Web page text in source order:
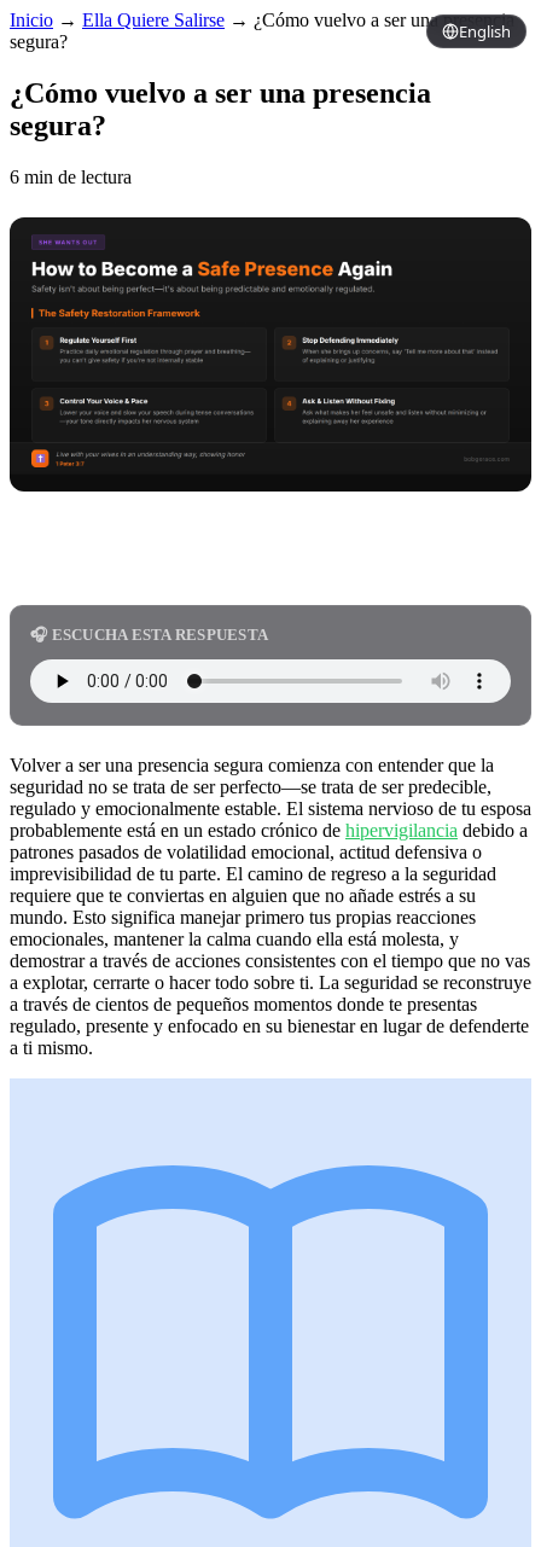
English
Inicio → Ella Quiere Salirse → ¿Cómo vuelvo a ser una presencia
segura?
¿Cómo vuelvo a ser una presencia
segura?
6 min de lectura
🎧 ESCUCHA ESTA RESPUESTA
Volver a ser una presencia segura comienza con entender que la
seguridad no se trata de ser perfecto—se trata de ser predecible,
regulado y emocionalmente estable. El sistema nervioso de tu esposa
probablemente está en un estado crónico de hipervigilancia debido a
patrones pasados de volatilidad emocional, actitud defensiva o
imprevisibilidad de tu parte. El camino de regreso a la seguridad
requiere que te conviertas en alguien que no añade estrés a su
mundo. Esto significa manejar primero tus propias reacciones
emocionales, mantener la calma cuando ella está molesta, y
demostrar a través de acciones consistentes con el tiempo que no vas
a explotar, cerrarte o hacer todo sobre ti. La seguridad se reconstruye
a través de cientos de pequeños momentos donde te presentas
regulado, presente y enfocado en su bienestar en lugar de defenderte
a ti mismo.